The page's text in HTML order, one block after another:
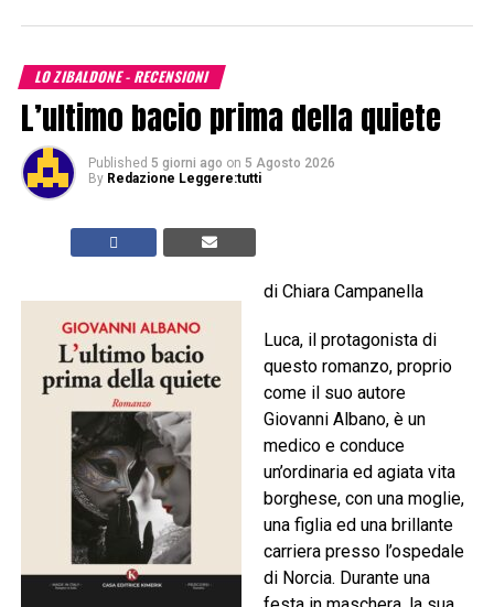
LO ZIBALDONE - RECENSIONI
L’ultimo bacio prima della quiete
Published 5 giorni ago on 5 Agosto 2026
By Redazione Leggere:tutti
di Chiara Campanella
Luca, il protagonista di
questo romanzo, proprio
come il suo autore
Giovanni Albano, è un
medico e conduce
un’ordinaria ed agiata vita
borghese, con una moglie,
una figlia ed una brillante
carriera presso l’ospedale
di Norcia. Durante una